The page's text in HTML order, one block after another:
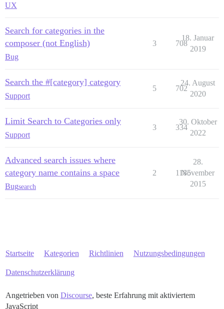
UX
Search for categories in the
composer (not English)
Bug
3 708
18. Januar
2019
Search the #[category] category
Support
5 702
24. August
2020
Limit Search to Categories only
Support
3 334
30. Oktober
2022
Advanced search issues where
category name contains a space
Bugsearch
2 1185
28.
November
2015
Startseite Kategorien Richtlinien Nutzungsbedingungen
Datenschutzerklärung
Angetrieben von Discourse, beste Erfahrung mit aktiviertem
JavaScript